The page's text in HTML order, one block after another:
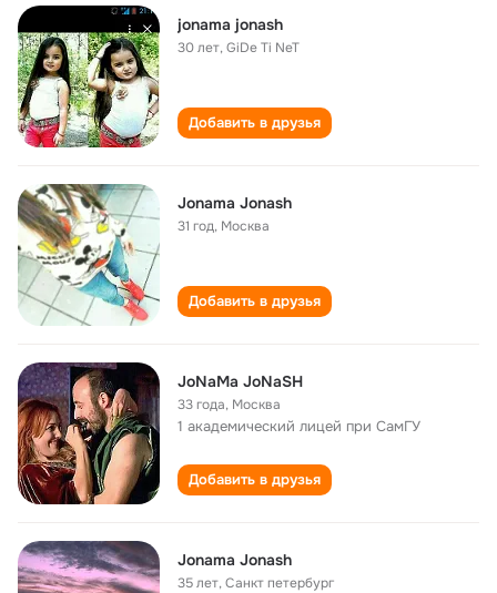
jonama jonash
30 лет,GiDe Ti NeT
Добавить в друзья
Jonama Jonash
31 год, Москва
Добавить в друзья
JoNaMa JoNaSH
33 года, Москва
1 академический лицей при СамГУ
Добавить в друзья
Jonama Jonash
35 лет,Санкт петербург